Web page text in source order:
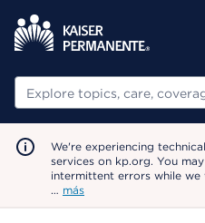
Buscar
We're experiencing
services on kp.org. You
intermittent errors while
… más